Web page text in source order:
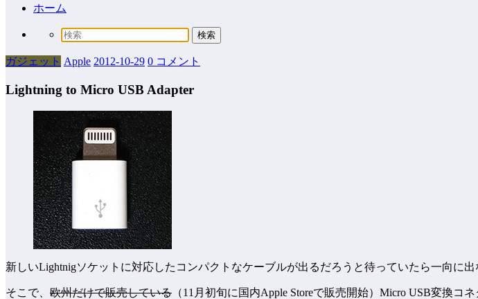
ホーム
ガジェット Apple 2012-10-29 0 コメント
Lightning to Micro USB Adapter
新しいLightnigソケットに対応したコンパクトなケーブルが出るだろうと待っていたら一向に
そこで、 欧州だけで販売している （11月初旬に国内Apple Storeで販売開始）Micro USB変換